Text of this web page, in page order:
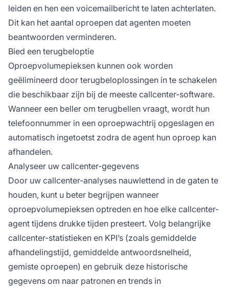
leiden en hen een voicemailbericht te laten achterlaten.
Dit kan het aantal oproepen dat agenten moeten
beantwoorden verminderen.
Bied een terugbeloptie
Oproepvolumepieksen kunnen ook worden
geëlimineerd door terugbeloplossingen in te schakelen
die beschikbaar zijn bij de meeste callcenter-software.
Wanneer een beller om terugbellen vraagt, wordt hun
telefoonnummer in een oproepwachtrij opgeslagen en
automatisch ingetoetst zodra de agent hun oproep kan
afhandelen.
Analyseer uw callcenter-gegevens
Door uw callcenter-analyses nauwlettend in de gaten te
houden, kunt u beter begrijpen wanneer
oproepvolumepieksen optreden en hoe elke callcenter-
agent tijdens drukke tijden presteert. Volg belangrijke
callcenter-statistieken en KPI’s (zoals gemiddelde
afhandelingstijd, gemiddelde antwoordsnelheid,
gemiste oproepen) en gebruik deze historische
gegevens om naar patronen en trends in